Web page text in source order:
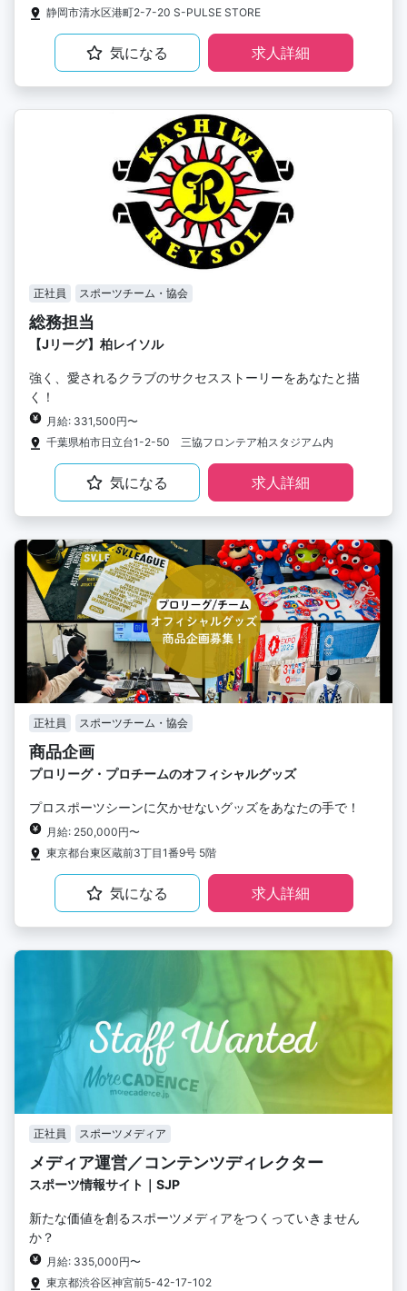
静岡市清水区港町2-7-20 S-PULSE STORE
気になる 求人詳細
正社員 スポーツチーム・協会
総務担当
【Jリーグ】柏レイソル
強く、愛されるクラブのサクセスストーリーをあなたと描
く！
月給: 331,500円〜
千葉県柏市日立台1-2-50 三協フロンテア柏スタジアム内
気になる 求人詳細
正社員 スポーツチーム・協会
商品企画
プロリーグ・プロチームのオフィシャルグッズ
プロスポーツシーンに欠かせないグッズをあなたの手で！
月給: 250,000円〜
東京都台東区蔵前3丁目1番9号 5階
気になる 求人詳細
正社員 スポーツメディア
メディア運営／コンテンツディレクター
スポーツ情報サイト｜SJP
新たな価値を創るスポーツメディアをつくっていきません
か？
月給: 335,000円〜
東京都渋谷区神宮前5-42-17-102